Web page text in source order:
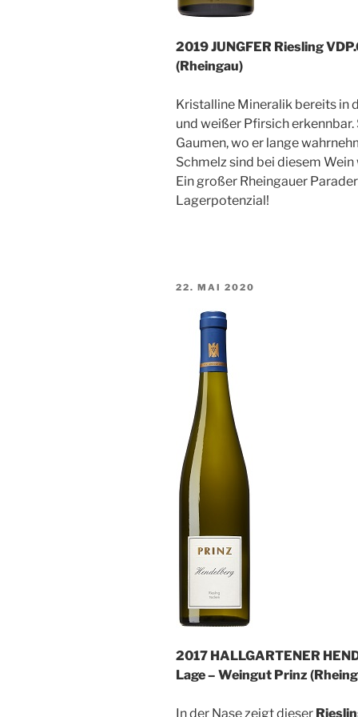
2019 JUNGFER Riesling
(Rheingau)
Kristalline Mineralik bereits in
und weißer Pfirsich
Gaumen, wo er lange
Schmelz sind bei diesem
Ein großer Rheingauer
Lagerpotenzial!
VERÖFFENTLICHT
22. MAI 2020
2017 HALLGARTENER
Lage – Weingut Prinz
In der Nase zeigt dieser